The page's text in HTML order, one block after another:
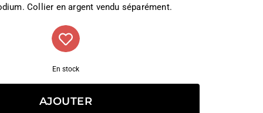
Collier en argent vendu séparément.
En stock
AJOUTER